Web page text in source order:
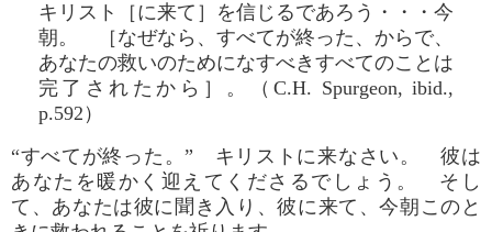
キリスト［に来て］を信じるであろう・・・今
朝。 ［なぜなら、すべてが終った、からで、
あなたの救いのためになすべきすべてのことは
完了されたから］。（C.H. Spurgeon, ibid.,
p.592）
“すべてが終った。” キリストに来なさい。 彼は
あなたを暖かく迎えてくださるでしょう。 そし
て、あなたは彼に聞き入り、彼に来て、今朝このと